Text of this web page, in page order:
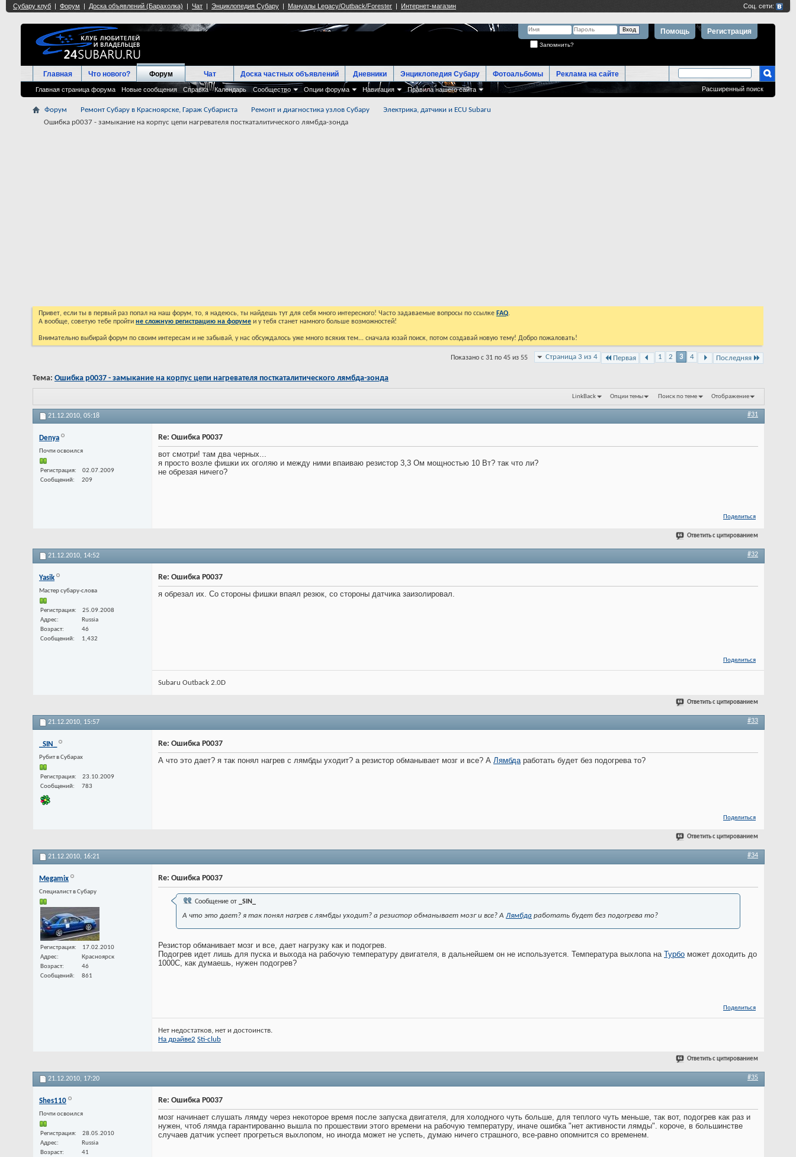
Регистрация
Помощь
Запомнить?
Главная Что нового? Форум
Главная страница форума Новые сообщения Справка Календарь Сообщество Опции форума Навигация Правила нашего сайта
Чат Доска частных объявлений Дневники Энциклопедия Субару Фотоальбомы Реклама на сайте
Расширенный поиск
Форум Ремонт Субару в Красноярске, Гараж Субариста Ремонт и диагностика узлов Субару
Электрика, датчики и ECU Subaru
Ошибка p0037 - замыкание на корпус цепи нагревателя посткаталитического лямбда-зонда
Привет, если ты в первый раз попал на наш форум, то, я надеюсь, ты найдешь тут для себя много интересного! Часто задаваемые вопросы по ссылке FAQ.
А вообще, советую тебе пройти не сложную регистрацию на форуме и у тебя станет намного больше возможностей!
Внимательно выбирай форум по своим интересам и не забывай, у нас обсуждалось уже много всяких тем... сначала юзай поиск, потом создавай новую тему! Добро пожаловать!
Страница 3 из 4 Первая 1 2 3 4 Последняя
Показано с 31 по 45 из 55
Тема: Ошибка p0037 - замыкание на корпус цепи нагревателя посткаталитического лямбда-зонда
LinkBack Опции темы Поиск по теме Отображение
21.12.2010, 05:18 #31
Denya
Почти освоился
Регистрация
02.07.2009
Сообщений
209
Re: Ошибка P0037
вот смотри! там два черных...
я просто возле фишки их оголяю и между ними впаиваю резистор 3,3 Ом мощностью 10 Вт? так что ли?
не обрезая ничего?
Поделиться
Ответить с цитированием
21.12.2010, 14:52 #32
Yasik
Мастер субару-слова
Регистрация
25.09.2008
Адрес
Russia
Возраст
46
Сообщений
1,432
Re: Ошибка P0037
я обрезал их. Со стороны фишки впаял резюк, со стороны датчика заизолировал.
Поделиться
Subaru Outback 2.0D
Ответить с цитированием
21.12.2010, 15:57 #33
_SIN_
Рубит в Субарах
Регистрация
23.10.2009
Сообщений
783
Re: Ошибка P0037
А что это дает? я так понял нагрев с лямбды уходит? а резистор обманывает мозг и все? А Лямбдаработать будет без подогрева то?
Поделиться
Ответить с цитированием
21.12.2010, 16:21 #34
Megamix
Специалист в Субару
Регистрация
17.02.2010
Адрес
Красноярск
Возраст
46
Сообщений
861
Re: Ошибка P0037
Сообщение от _SIN_
А что это дает? я так понял нагрев с лямбды уходит? а резистор обманывает мозг и все? А Лямбда работать будет без подогрева то?
Резистор обманивает мозг и все, дает нагрузку как и подогрев.
Подогрев идет лишь для пуска и выхода на рабочую температуру двигателя, в дальнейшем он не используется. Температура выхлопа на Турбо может доходить до
1000С, как думаешь, нужен подогрев?
Поделиться
Нет недостатков, нет и достоинств.
На драйве2 Sti-club
Ответить с цитированием
21.12.2010, 17:20 #35
Shes110
Почти освоился
Регистрация
28.05.2010
Адрес
Russia
Возраст
41
Re: Ошибка P0037
мозг начинает слушать лямду через некоторое время после запуска двигателя, для холодного чуть больше, для теплого чуть меньше, так вот, подогрев как раз и
нужен, чтоб лямда гарантированно вышла по прошествии этого времени на рабочую температуру, иначе ошибка "нет активности лямды". короче, в большинстве
случаев датчик успеет прогреться выхлопом, но иногда может не успеть, думаю ничего страшного, все-равно опомнится со временем.